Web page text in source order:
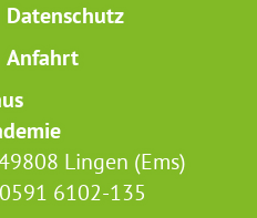
Datenschutz
Anfahrt
Lingen (Ems)
6102-135